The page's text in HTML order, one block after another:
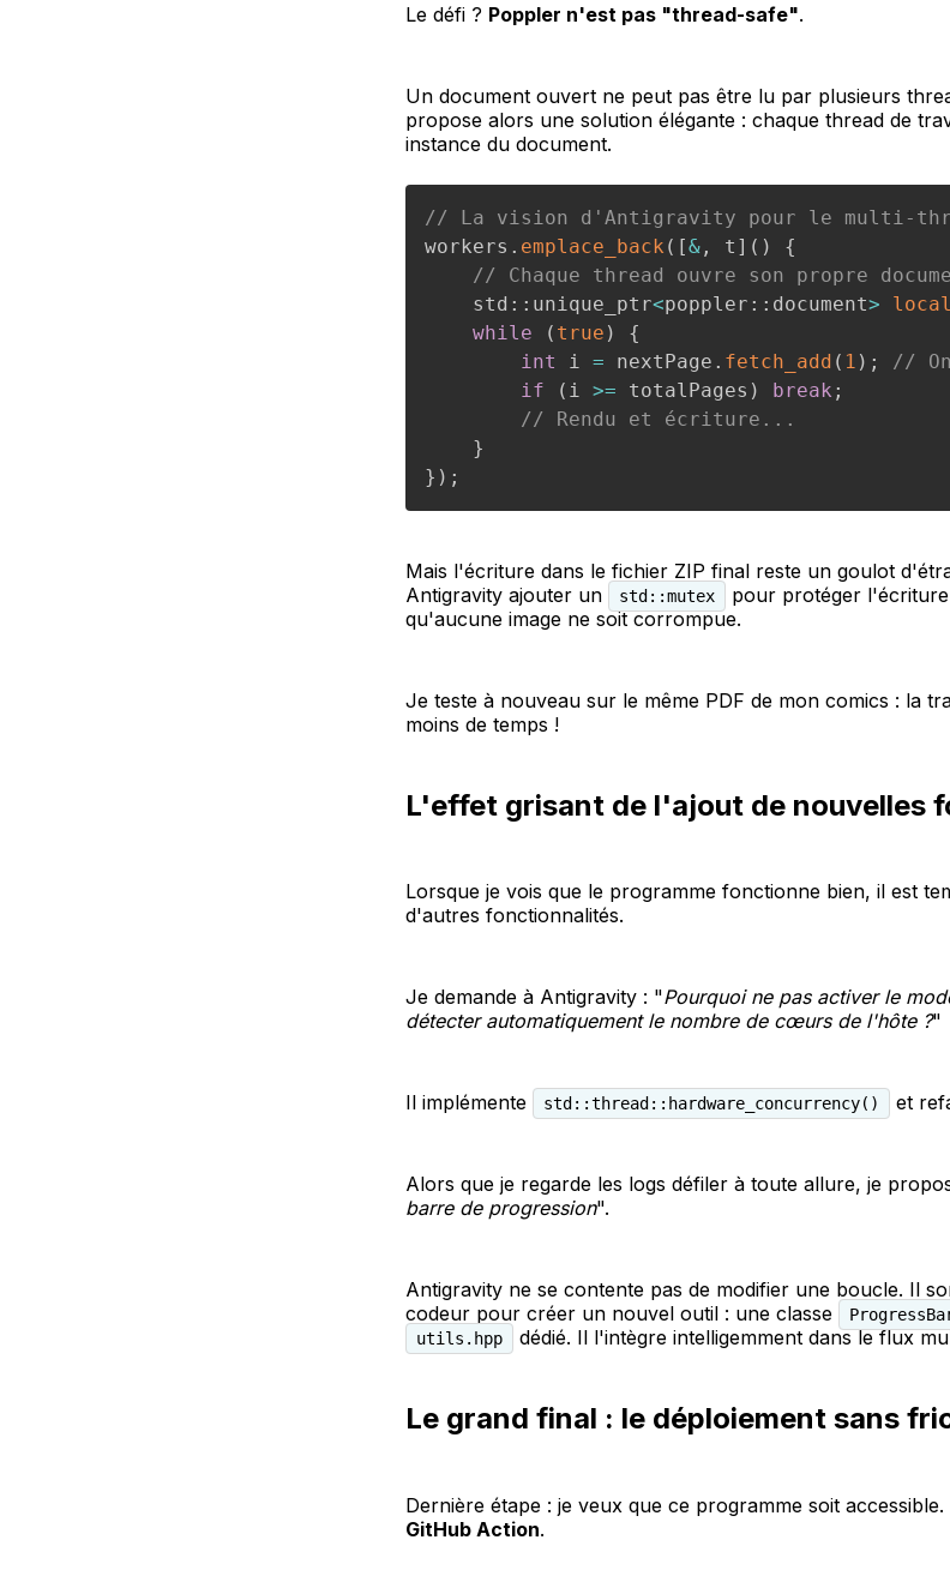
Le défi ? Poppler n'est pas "thread-safe".
Un document ouvert ne peut pas être lu par plusieurs
propose alors une solution élégante : chaque thread de
instance du document.
// La vision d'Antigravity pour le multi-
workers . emplace_back ( [& , t ] ( )
{
// Chaque thread ouvre son propre
    std
:: unique_ptr<poppler :: document>
while
( true )
{
int
i = nextPage . fetch_add ( 1 ) ;
//
if
( i >= totalPages ) break ;
// Rendu et écriture...
}
} ) ;
Mais l'écriture dans le fichier ZIP final reste un goulot
Antigravity ajouter un
std::mutex
pour protéger
qu'aucune image ne soit corrompue.
Je teste à nouveau sur le même PDF de mon comics : la
moins de temps !
L'effet grisant de l'ajout de nouvelles
Lorsque je vois que le programme fonctionne bien, il est
d'autres fonctionnalités.
Je demande à Antigravity : "Pourquoi ne pas activer le
détecter automatiquement le nombre de cœurs de l'hôte ?"
Il implémente std::thread::hardware_concurrency() et
Alors que je regarde les logs défiler à toute allure, je
barre de progression".
Antigravity ne se contente pas de modifier une boucle. Il
codeur pour créer un nouvel outil : une classe
utils.hpp dédié. Il l'intègre intelligemment dans le flux
Le grand final : le déploiement sans
Dernière étape : je veux que ce programme soit
GitHub Action.